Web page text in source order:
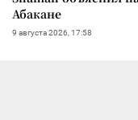
Абакане
9 августа 2026, 17:58